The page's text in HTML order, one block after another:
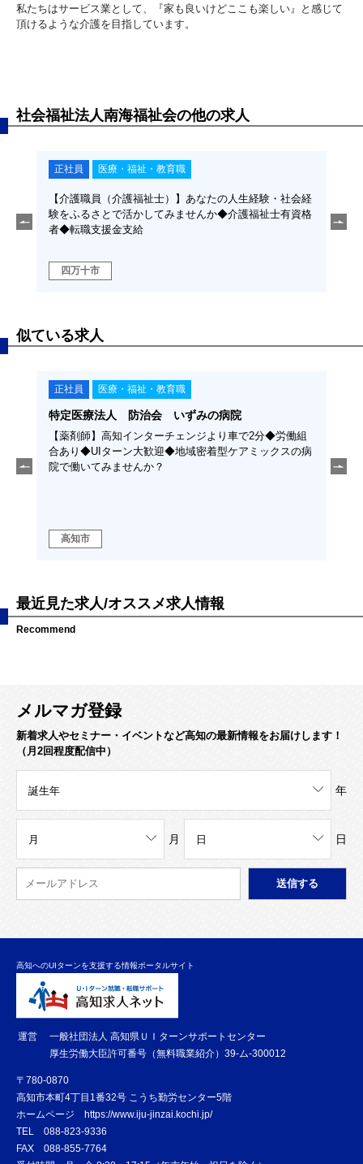
私たちはサービス業として、『家も良いけどここも楽しい』と感じて
頂けるような介護を目指しています。
社会福祉法人南海福祉会の他の求人
正社員 医療・福祉・教育職
【介護職員（介護福祉士）】あなたの人生経験・社会経
験をふるさとで活かしてみませんか◆介護福祉士有資格
者◆転職支援金支給
四万十市
があ
験・
似ている求人
え
正社員 医療・福祉・教育職
特定医療法人 防治会 いずみの病院
【薬剤師】高知インターチェンジより車で2分◆労働組
合あり◆UIターン大歓迎◆地域密着型ケアミックスの病
院で働いてみませんか？
高知市
いて
最近見た求人/オススメ求人情報
Recommend
メルマガ登録
新着求人やセミナー・イベントなど高知の最新情報をお届けします！
（月2回程度配信中）
年
月 日
高知へのUIターンを支援する情報ポータルサイト
運営
一般社団法人 高知県ＵＩターンサポートセンター
厚生労働大臣許可番号（無料職業紹介）39-ム-300012
〒780-0870
高知市本町4丁目1番32号 こうち勤労センター5階
ホームページ https://www.iju-jinzai.kochi.jp/
TEL 088-823-9336
FAX 088-855-7764